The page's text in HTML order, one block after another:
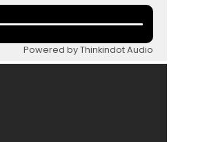
Powered by Thinkindot Audio